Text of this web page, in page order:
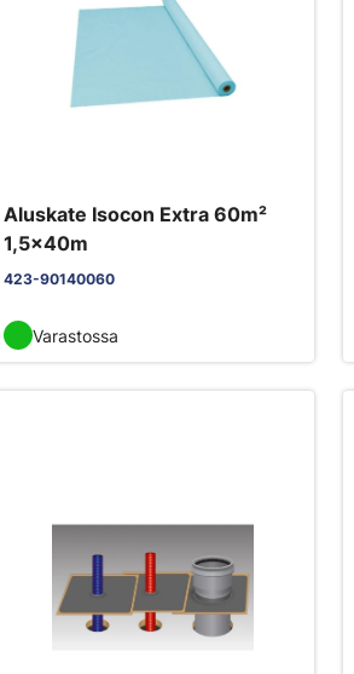
Aluskate Isocon Extra 60m²
1,5x40m
423-90140060
Varastossa